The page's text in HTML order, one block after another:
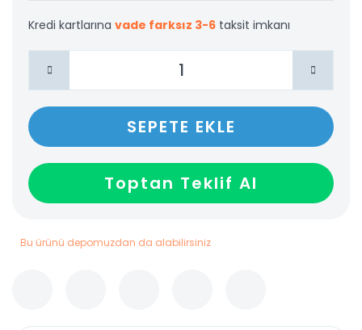
Kredi kartlarına vade farksız 3-6 taksit imkanı
SEPETE EKLE
Toptan Teklif Al
Bu ürünü depomuzdan da alabilirsiniz